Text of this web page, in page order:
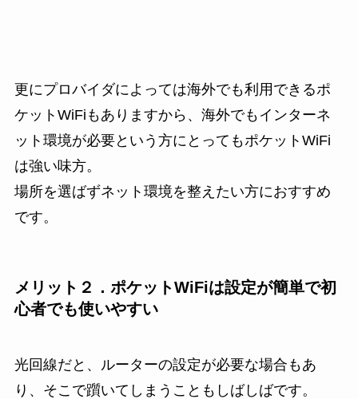
更にプロバイダによっては海外でも利用できるポ
ケットWiFiもありますから、海外でもインターネ
ット環境が必要という方にとってもポケットWiFi
は強い味方。
場所を選ばずネット環境を整えたい方におすすめ
です。
メリット２．ポケットWiFiは設定が簡単で初
心者でも使いやすい
光回線だと、ルーターの設定が必要な場合もあ
り、そこで躓いてしまうこともしばしばです。